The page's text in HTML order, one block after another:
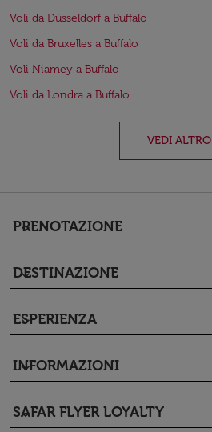
Voli da Düsseldorf a Buffalo
Voli da Bruxelles a Buffalo
Voli Niamey a Buffalo
Voli da Londra a Buffalo
VEDI ALTRO
PRENOTAZIONE
keyboard_arrow_down
DESTINAZIONE
keyboard_arrow_down
ESPERIENZA
keyboard_arrow_down
INFORMAZIONI
keyboard_arrow_down
SAFAR FLYER LOYALTY
keyboard_arrow_down